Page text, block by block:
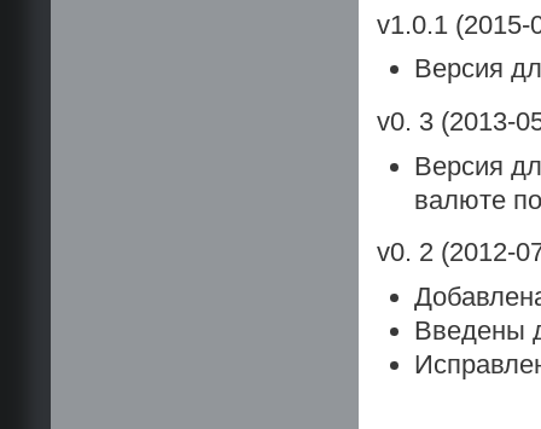
v1.0.1 (2015-
Версия
v0. 3 (2013-
Версия
валюте
v0. 2 (2012-
Введены